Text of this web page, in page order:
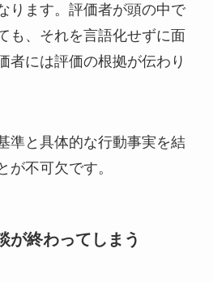
ります。評価者が頭の中で
も、それを言語化せずに面
者には評価の根拠が伝わり
準と具体的な行動事実を結
が不可欠です。
が終わってしまう